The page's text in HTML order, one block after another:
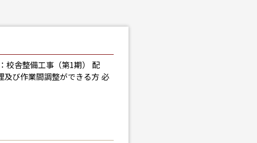
校舎整備工事（第1期） 配
び作業間調整ができる方 必